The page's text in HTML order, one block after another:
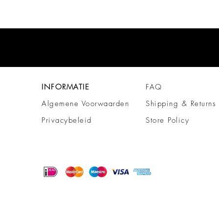
INFORMATIE
Algemene Voorwaarden
Privacybeleid
FAQ
Shipping & Returns
Store Policy